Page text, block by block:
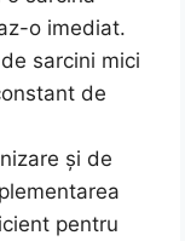
o imediat.
sarcini mici
de
și de
pentru